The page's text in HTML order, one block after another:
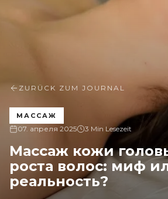
ZURÜCK ZUM JOURNAL
МАССАЖ
07. апреля 2025 3 Min Lesezeit
Массаж кожи
роста волос: миф
реальность?